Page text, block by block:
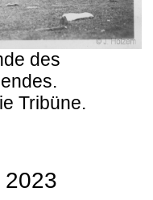
des
Tribüne.
2023